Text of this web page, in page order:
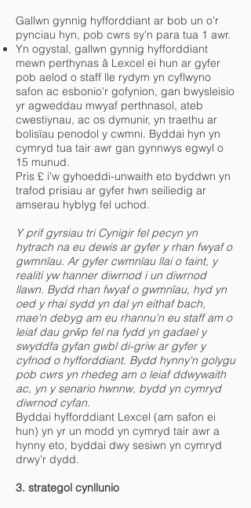
Gallwn gynnig hyfforddiant ar bob un o'r
pynciau hyn, pob cwrs sy'n para tua 1 awr.
Yn ogystal, gallwn gynnig hyfforddiant
mewn perthynas â Lexcel ei hun ar gyfer
pob aelod o staff lle rydym yn cyflwyno
safon ac esbonio'r gofynion, gan bwysleisio
yr agweddau mwyaf perthnasol, ateb
cwestiynau, ac os dymunir, yn traethu ar
bolisïau penodol y cwmni. Byddai hyn yn
cymryd tua tair awr gan gynnwys egwyl o
15 munud.
Pris £ i'w gyhoeddi-unwaith eto byddwn yn
trafod prisiau ar gyfer hwn seiliedig ar
amserau hyblyg fel uchod.
Y prif gyrsiau tri Cynigir fel pecyn yn
hytrach na eu dewis ar gyfer y rhan fwyaf o
gwmnïau. Ar gyfer cwmnïau llai o faint, y
realiti yw hanner diwrnod i un diwrnod
llawn. Bydd rhan fwyaf o gwmnïau, hyd yn
oed y rhai sydd yn dal yn eithaf bach,
mae'n debyg am eu rhannu'n eu staff am o
leiaf dau grŵp fel na fydd yn gadael y
swyddfa gyfan gwbl di-griw ar gyfer y
cyfnod o hyfforddiant. Bydd hynny'n golygu
pob cwrs yn rhedeg am o leiaf ddwywaith
ac, yn y senario hwnnw, bydd yn cymryd
diwrnod cyfan.
Byddai hyfforddiant Lexcel (am safon ei
hun) yn yr un modd yn cymryd tair awr a
hynny eto, byddai dwy sesiwn yn cymryd
drwy'r dydd.
​3. strategol cynllunio